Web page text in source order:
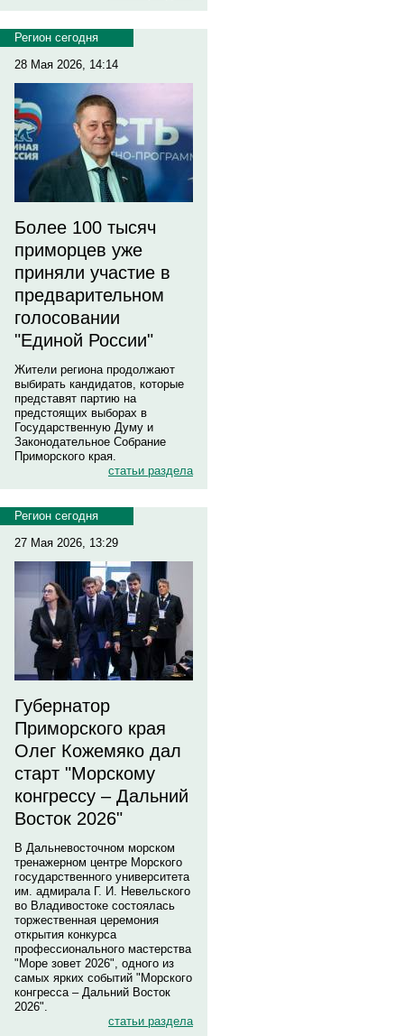
Регион сегодня
28 Мая 2026, 14:14
Более 100 тысяч
приморцев уже
приняли участие в
предварительном
голосовании
"Единой России"
Жители региона продолжают
выбирать кандидатов, которые
представят партию на
предстоящих выборах в
Государственную Думу и
Законодательное Собрание
Приморского края.
статьи раздела
Регион сегодня
27 Мая 2026, 13:29
Губернатор
Приморского края
Олег Кожемяко дал
старт "Морскому
конгрессу – Дальний
Восток 2026"
В Дальневосточном морском
тренажерном центре Морского
государственного университета
им. адмирала Г. И. Невельского
во Владивостоке состоялась
торжественная церемония
открытия конкурса
профессионального мастерства
"Море зовет 2026", одного из
самых ярких событий "Морского
конгресса – Дальний Восток
2026".
статьи раздела